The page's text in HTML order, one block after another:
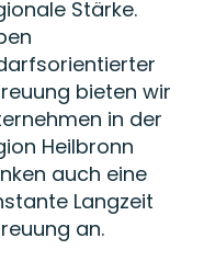
Stärke.
bieten wir
in der
Heilbronn
auch eine
Langzeit
an.